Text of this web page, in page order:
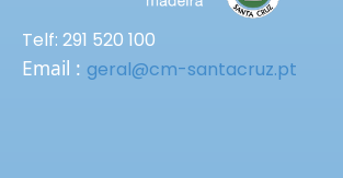
Telf: 291 520 100
Email : geral@cm-santacruz.pt